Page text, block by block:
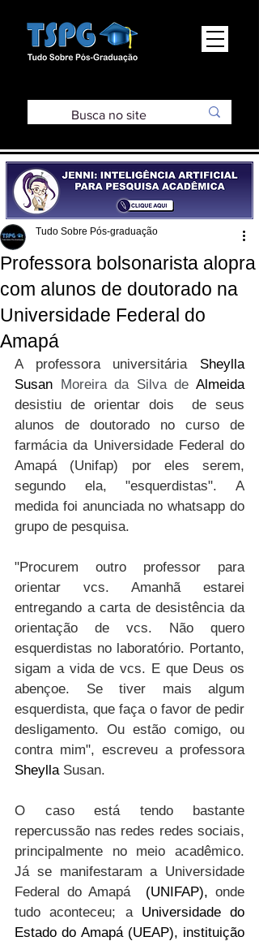
Professora bolsonarista alopra
com alunos de doutorado na
Universidade Federal do
Amapá
Tudo Sobre Pós-graduação
A professora universitária Sheylla
Susan Moreira da Silva de Almeida
desistiu de orientar dois  de seus
alunos de doutorado no curso de
farmácia da Universidade Federal do
Amapá (Unifap) por eles serem,
segundo ela, "esquerdistas". A
medida foi anunciada no whatsapp do
grupo de pesquisa.
"Procurem outro professor para
orientar vcs. Amanhã estarei
entregando a carta de desistência da
orientação de vcs. Não quero
esquerdistas no laboratório. Portanto,
sigam a vida de vcs. E que Deus os
abençoe. Se tiver mais algum
esquerdista, que faça o favor de pedir
desligamento. Ou estão comigo, ou
contra mim", escreveu a professora
Sheylla Susan.
O caso está tendo bastante
repercussão nas redes redes sociais,
principalmente no meio acadêmico.
Já se manifestaram a Universidade
Federal do Amapá
(UNIFAP), onde
tudo aconteceu; a Universidade do
Estado do Amapá (UEAP), instituição